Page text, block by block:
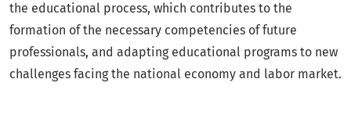
the educational process, which contributes to the
formation of the necessary competencies of future
professionals, and adapting educational programs to new
challenges facing the national economy and labor market.